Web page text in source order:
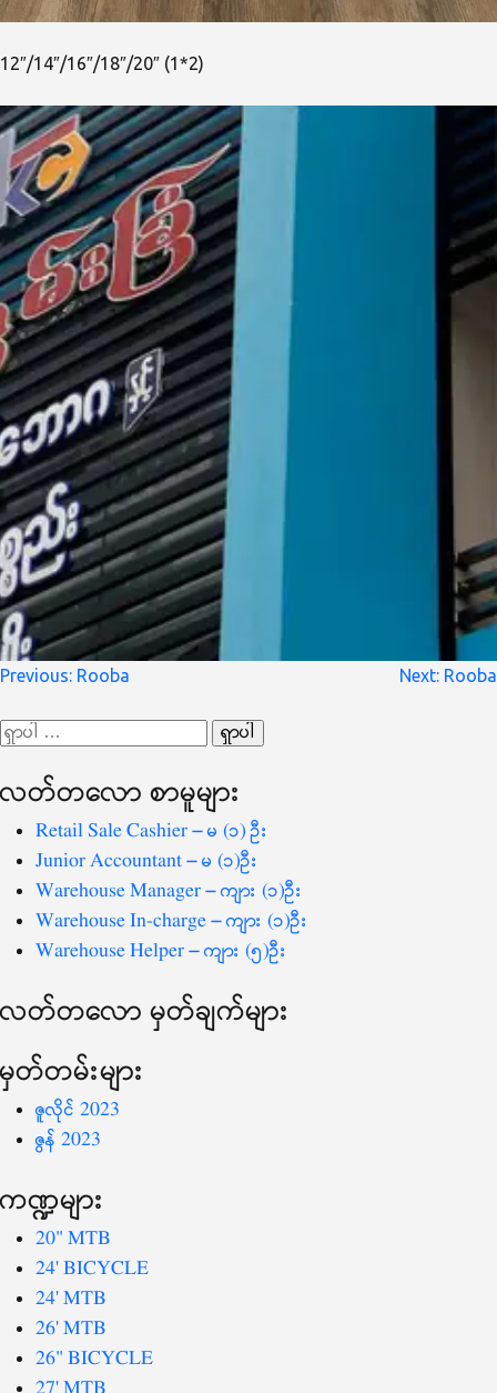
12″/14″/16″/18″/20″ (1*2)
စာမူ
ပြ
Previous: Rooba Next: Rooba
ရှာ
စကားလုံး
လတ်တ‌လော စာမူများ
Retail Sale Cashier – မ (၁) ဦး
Junior Accountant – မ (၁)ဦး
Warehouse Manager – ကျား (၁)ဦး
Warehouse In-charge – ကျား (၁)ဦး
Warehouse Helper – ကျား (၅)ဦး
လတ်တ‌လော မှတ်ချက်များ
မှတ်တမ်းများ
ဇူလိုင် 2023
ဇွန် 2023
ကဏ္ဍများ
20" MTB
24' BICYCLE
24' MTB
26' MTB
26" BICYCLE